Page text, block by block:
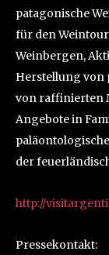
patagonische
für den
Weinbergen,
Herstellung von
von raffinierten
Angebote in
der
http://
Pressekontakt: